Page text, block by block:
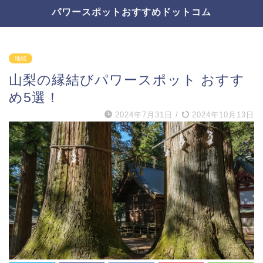
パワースポットおすすめドットコム
地域
山梨の縁結びパワースポット おすす
め5選！
2024年7月31日 / 2024年10月13日